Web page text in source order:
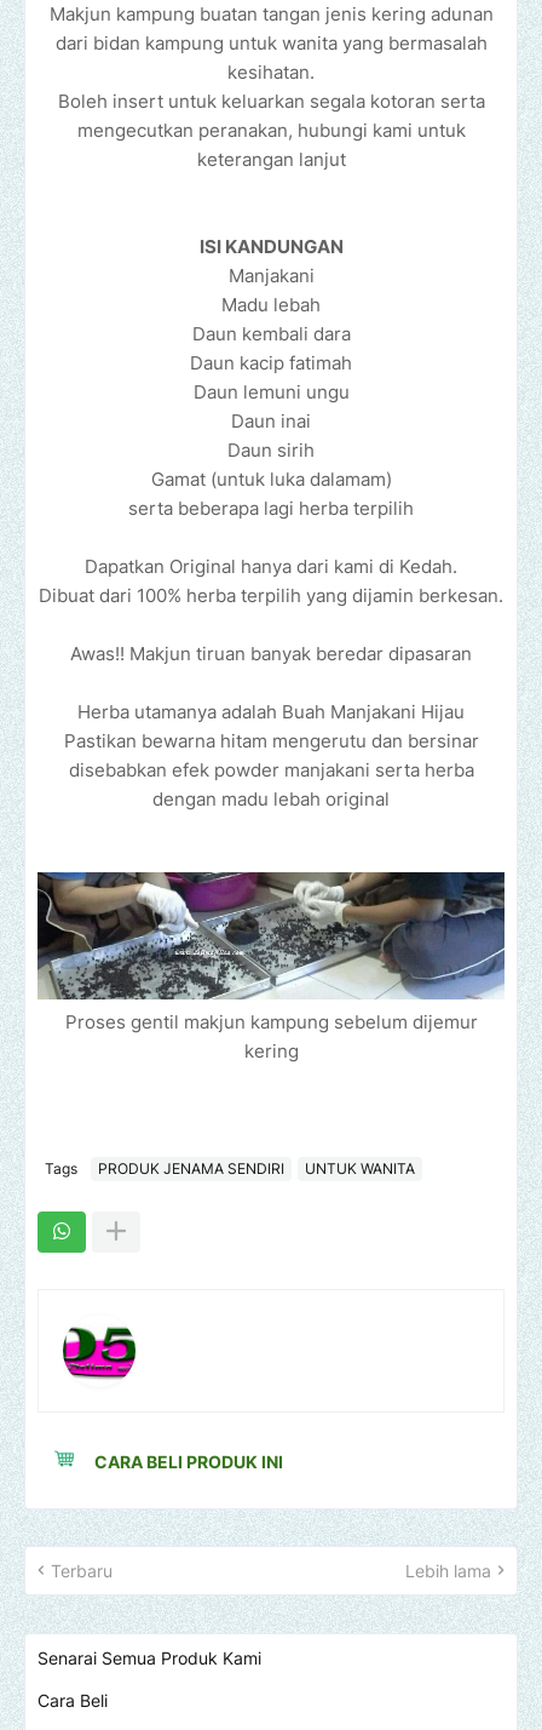
Makjun kampung buatan tangan jenis kering adunan
dari bidan kampung untuk wanita yang bermasalah
kesihatan.
Boleh insert untuk keluarkan segala kotoran serta
mengecutkan peranakan, hubungi kami untuk
keterangan lanjut
ISI KANDUNGAN
Manjakani
Madu lebah
Daun kembali dara
Daun kacip fatimah
Daun lemuni ungu
Daun inai
Daun sirih
Gamat (untuk luka dalamam)
serta beberapa lagi herba terpilih
Dapatkan Original hanya dari kami di Kedah.
Dibuat dari 100% herba terpilih yang dijamin berkesan.
Awas!! Makjun tiruan banyak beredar dipasaran
Herba utamanya adalah Buah Manjakani Hijau
Pastikan bewarna hitam mengerutu dan bersinar
disebabkan efek powder manjakani serta herba
dengan madu lebah original
Proses gentil makjun kampung sebelum dijemur
kering
Tags PRODUK JENAMA SENDIRI UNTUK WANITA
CARA BELI PRODUK INI
Terbaru Lebih lama
Senarai Semua Produk Kami
Cara Beli